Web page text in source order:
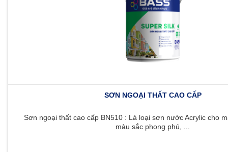
SƠN NGOẠI THẤT CAO CẤP
Sơn ngoại thất cao cấp BN510 : Là loại sơn nước Acrylic cho
màu sắc phong phú, ...